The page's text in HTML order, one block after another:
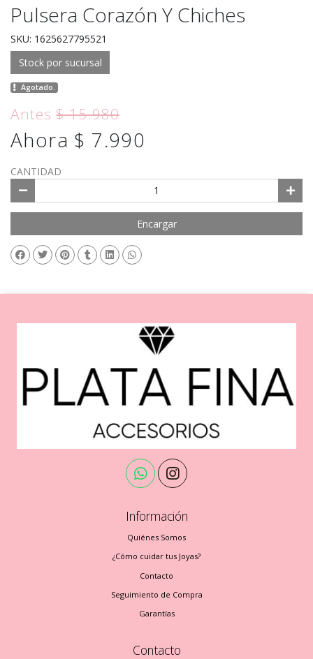
Pulsera Corazón Y Chiches
SKU: 1625627795521
Stock por sucursal
Agotado.
Antes$ 15.980
Ahora $ 7.990
CANTIDAD
Encargar
Información
Quiénes Somos
¿Cómo cuidar tus Joyas?
Contacto
Seguimiento de Compra
Garantías
Contacto